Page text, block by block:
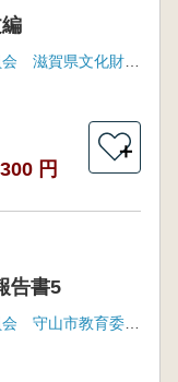
滋賀県教育委員会 滋賀県文化財保護協会
円
＋
告書5
滋賀県教育委員会 守山市教育委員会 滋賀県文化財保護協会